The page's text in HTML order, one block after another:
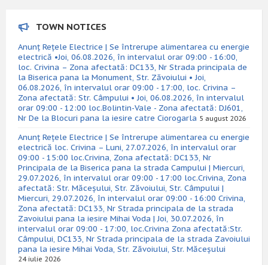
TOWN NOTICES
Anunț Rețele Electrice | Se întrerupe alimentarea cu energie
electrică •Joi, 06.08.2026, în intervalul orar 09:00 - 16:00,
loc. Crivina – Zona afectată: DC133, Nr Strada principala de
la Biserica pana la Monument, Str. Zăvoiului • Joi,
06.08.2026, în intervalul orar 09:00 - 17:00, loc. Crivina –
Zona afectată: Str. Câmpului • Joi, 06.08.2026, în intervalul
orar 09:00 - 12:00 loc.Bolintin-Vale - Zona afectată: DJ601,
Nr De la Blocuri pana la iesire catre Ciorogarla 5 august 2026
Anunț Rețele Electrice | Se întrerupe alimentarea cu energie
electrică loc. Crivina – Luni, 27.07.2026, în intervalul orar
09:00 - 15:00 loc.Crivina, Zona afectată: DC133, Nr
Principala de la Biserica pana la strada Campului | Miercuri,
29.07.2026, în intervalul orar 09:00 - 17:00 loc.Crivina, Zona
afectată: Str. Măceșului, Str. Zăvoiului, Str. Câmpului |
Miercuri, 29.07.2026, în intervalul orar 09:00 - 16:00 Crivina,
Zona afectată: DC133, Nr Strada principala de la strada
Zavoiului pana la iesire Mihai Voda | Joi, 30.07.2026, în
intervalul orar 09:00 - 17:00, loc.Crivina Zona afectată:Str.
Câmpului, DC133, Nr Strada principala de la strada Zavoiului
pana la iesire Mihai Voda, Str. Zăvoiului, Str. Măceșului
24 iulie 2026